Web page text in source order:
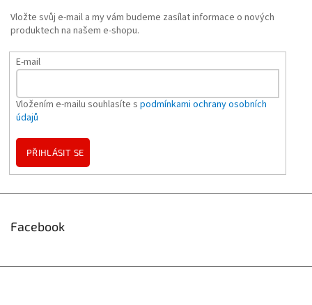
Vložte svůj e-mail a my vám budeme zasílat informace o nových
produktech na našem e-shopu.
E-mail
Vložením e-mailu souhlasíte s podmínkami ochrany osobních
údajů
PŘIHLÁSIT SE
Facebook